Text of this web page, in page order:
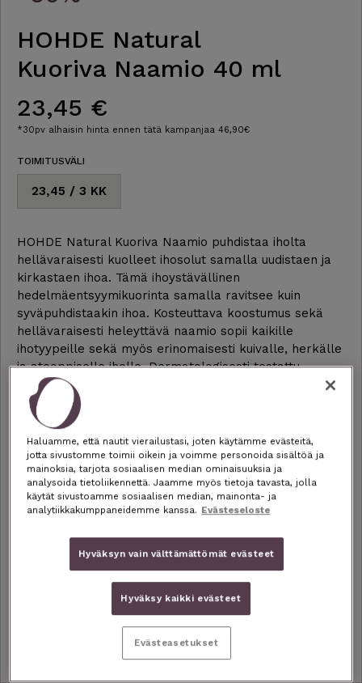
HOHDE Natural
Kuoriva Naamio 40 ml
23,45 €
*30pv alhaisin hinta ennen tätä kampanjaa 46,90€
TOIMITUSVÄLI
23,45 / 3 KK
HOHDE Natural Kuoriva Naamio puhdistaa iholta
hellävaraisesti kuolleet ihosolut samalla uudistaen ja
kirkastaen ihoa. Tämä ihoystävällinen
hedelmäentsyymikuorinta samalla ravitsee kuin
syväpuhdistaakin ihoa. Kosteuttava koostumus sekä
hellävaraisesti heleyttävä naamio sopii kaikille
ihotyypeille sekä myös erinomaisesti kuivalle, herkälle
ja atooppiselle iholle. Dermatologisesti testattu.
“Ihoni on todella herkkä ja olen pitkään etsinyt
kasvoilleni sopivaa kuorintaa, joka ei sisältäisi
rakeita. Tämä kuoriva naamio menee todellakin
jatkoon!”
– Mira
TILAA 23,45 € / 3 KK
Haluamme, että nautit vierailustasi, joten käytämme evästeitä,
jotta sivustomme toimii oikein ja voimme personoida sisältöä ja
mainoksia, tarjota sosiaalisen median ominaisuuksia ja
analysoida tietoliikennettä. Jaamme myös tietoja tavasta, jolla
käytät sivustoamme sosiaalisen median, mainonta- ja
analytiikkakumppaneidemme kanssa. Evästeseloste
Hyväksyn vain välttämättömät evästeet
Hyväksy kaikki evästeet
Evästeasetukset